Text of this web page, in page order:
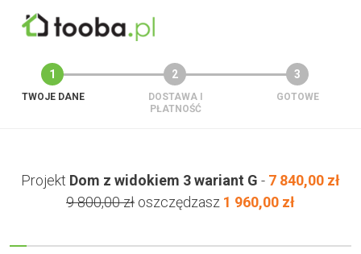
1
TWOJE DANE
2
DOSTAWA I
PŁATNOŚĆ
3
GOTOWE
Projekt Dom z widokiem 3 wariant G - 7 840,00 zł
9 800,00 zł oszczędzasz 1 960,00 zł